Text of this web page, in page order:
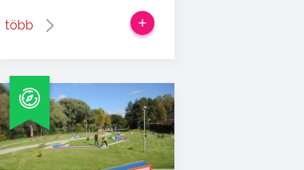
több